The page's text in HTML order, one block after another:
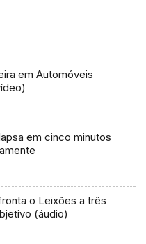
em Automóveis
em cinco minutos
(áudio)